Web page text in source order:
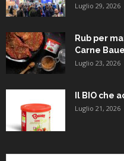
Luglio 29, 2026
Rub per
Carne
Luglio 23, 2026
Il BIO che
Luglio 21, 2026